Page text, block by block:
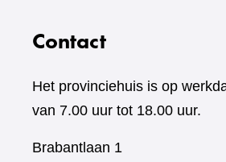
Contact
Het provinciehuis is op
van 7.00 uur tot 18.00 uur.
Brabantlaan 1